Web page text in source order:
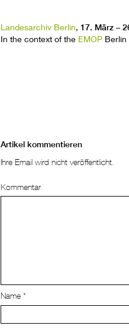
Landesarchiv Berlin,17. März –
In the context of the EMOP Berlin
Artikel kommentieren
Ihre Email wird nicht veröffentlicht.
Kommentar
Name*